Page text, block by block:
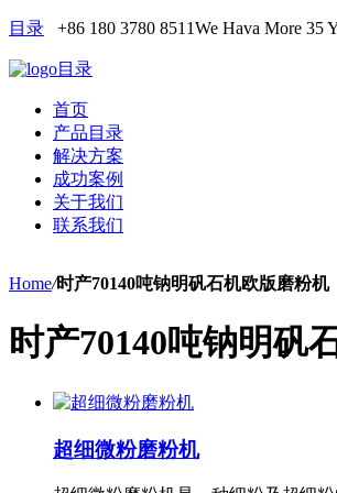
目录 +86 180 3780 8511We Hava More 35
目录
首页
产品目录
解决方案
成功案例
关于我们
联系我们
Home/时产70140吨钠明矾石机欧版磨粉机
时产70140吨钠明矾
超细微粉磨粉机